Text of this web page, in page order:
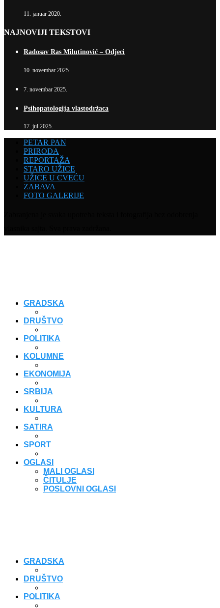
11. januar 2020.
NAJNOVIJI TEKSTOVI
Radosav Ras Milutinović – Odjeci
10. novembar 2025.
7. novembar 2025.
Psihopatologija vlastodržaca
17. jul 2025.
PETAR PAN
PRIRODA
REPORTAŽA
STARO UŽICE
UŽICE U CVEĆU
ZABAVA
FOTO GALERIJE
GRADSKA
DRUŠTVO
POLITIKA
KOLUMNE
EKONOMIJA
SRBIJA
KULTURA
SATIRA
SPORT
OGLASI
MALI OGLASI
ČITULJE
POSLOVNI OGLASI
GRADSKA
DRUŠTVO
POLITIKA